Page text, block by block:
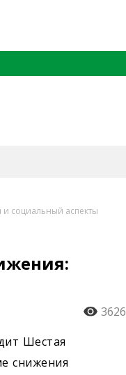
социальный аспекты
3626
Шестая
снижения